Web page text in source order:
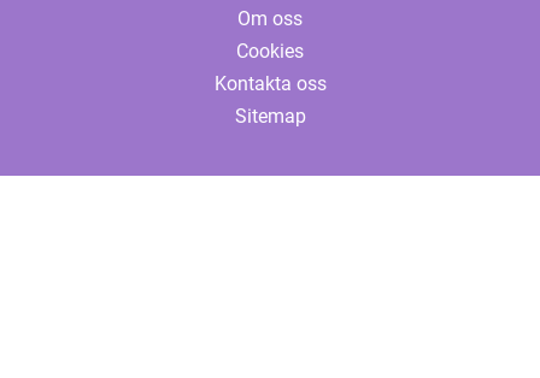
Om oss
Cookies
Kontakta oss
Sitemap